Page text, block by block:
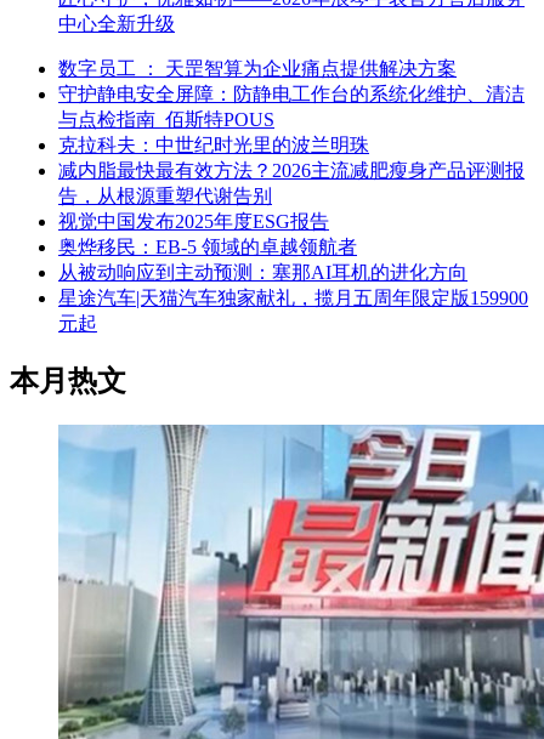
中心全新升级
数字员工 ： 天罡智算为企业痛点提供解决方案
守护静电安全屏障：防静电工作台的系统化维护、清洁
与点检指南_佰斯特POUS
克拉科夫：中世纪时光里的波兰明珠
减内脂最快最有效方法？2026主流减肥瘦身产品评测报
告，从根源重塑代谢告别
视觉中国发布2025年度ESG报告
奥烨移民：EB-5 领域的卓越领航者
从被动响应到主动预测：塞那AI耳机的进化方向
星途汽车|天猫汽车独家献礼，揽月五周年限定版159900
元起
本月热文